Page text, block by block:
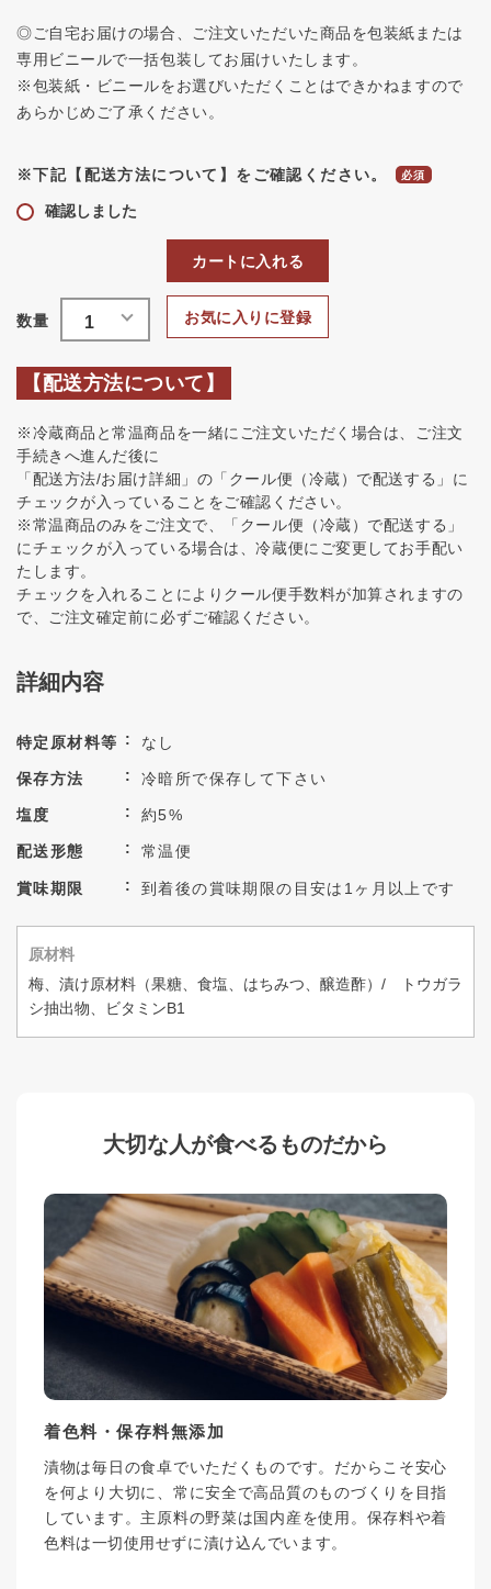
◎ご自宅お届けの場合、ご注文いただいた商品を包装紙または
専用ビニールで一括包装してお届けいたします。
※包装紙・ビニールをお選びいただくことはできかねますので
あらかじめご了承ください。
※下記【配送方法について】をご確認ください。
確認しました
お気に入りに登録
カートに入れる
【配送方法について】
※冷蔵商品と常温商品を一緒にご注文いただく場合は、ご注文
手続きへ進んだ後に
「配送方法/お届け詳細」の「クール便（冷蔵）で配送する」に
チェックが入っていることをご確認ください。
※常温商品のみをご注文で、「クール便（冷蔵）で配送する」
にチェックが入っている場合は、冷蔵便にご変更してお手配い
たします。
チェックを入れることによりクール便手数料が加算されますの
で、ご注文確定前に必ずご確認ください。
詳細内容
特定原材料等 なし
保存方法 冷暗所で保存して下さい
塩度 約5%
配送形態 常温便
賞味期限 到着後の賞味期限の目安は1ヶ月以上です
原材料
梅、漬け原材料（果糖、食塩、はちみつ、醸造酢）/ トウガラ
シ抽出物、ビタミンB1
大切な人が食べるものだから
着色料・保存料無添加
漬物は毎日の食卓でいただくものです。だからこそ安心
を何より大切に、常に安全で高品質のものづくりを目指
しています。主原料の野菜は国内産を使用。保存料や着
色料は一切使用せずに漬け込んでいます。